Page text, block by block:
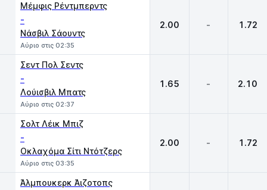
Μέμφις Ρέντμπερντς
-
Νάσβιλ Σάουντς
Αύριο στις 02:35
2.00 - 1.72
Σεντ Πολ Σεντς
-
Λούισβιλ Μπατς
Αύριο στις 02:37
1.65 - 2.10
Σολτ Λέικ Μπιζ
-
Οκλαχόμα Σίτι Ντότζερς
Αύριο στις 03:35
2.00 - 1.72
Άλμπουκερκ Άιζοτοπς